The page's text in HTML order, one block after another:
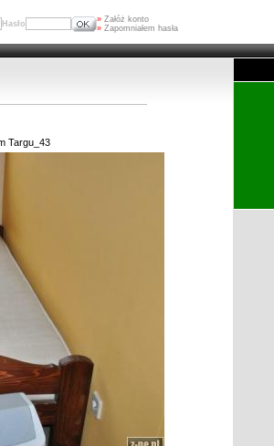
Hasło » Załóż konto
» Zapomniałem hasła
Targu_43